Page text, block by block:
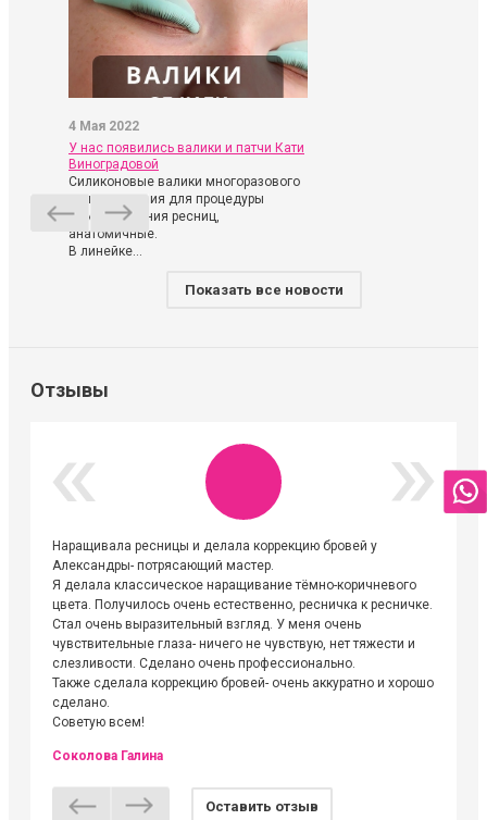
4 Мая 2022
У нас появились валики и патчи Кати
Виноградовой
Силиконовые валики многоразового
использования для процедуры
ламинирования ресниц,
анатомичные.
В линейке...
Показать все новости
Отзывы
Наращивала ресницы и делала коррекцию бровей у
Александры- потрясающий мастер.
Я делала классическое наращивание тёмно-коричневого
цвета. Получилось очень естественно, ресничка к ресничке.
Стал очень выразительный взгляд. У меня очень
чувствительные глаза- ничего не чувствую, нет тяжести и
слезливости. Сделано очень профессионально.
Также сделала коррекцию бровей- очень аккуратно и хорошо
сделано.
Советую всем!
Соколова Галина
Оставить отзыв